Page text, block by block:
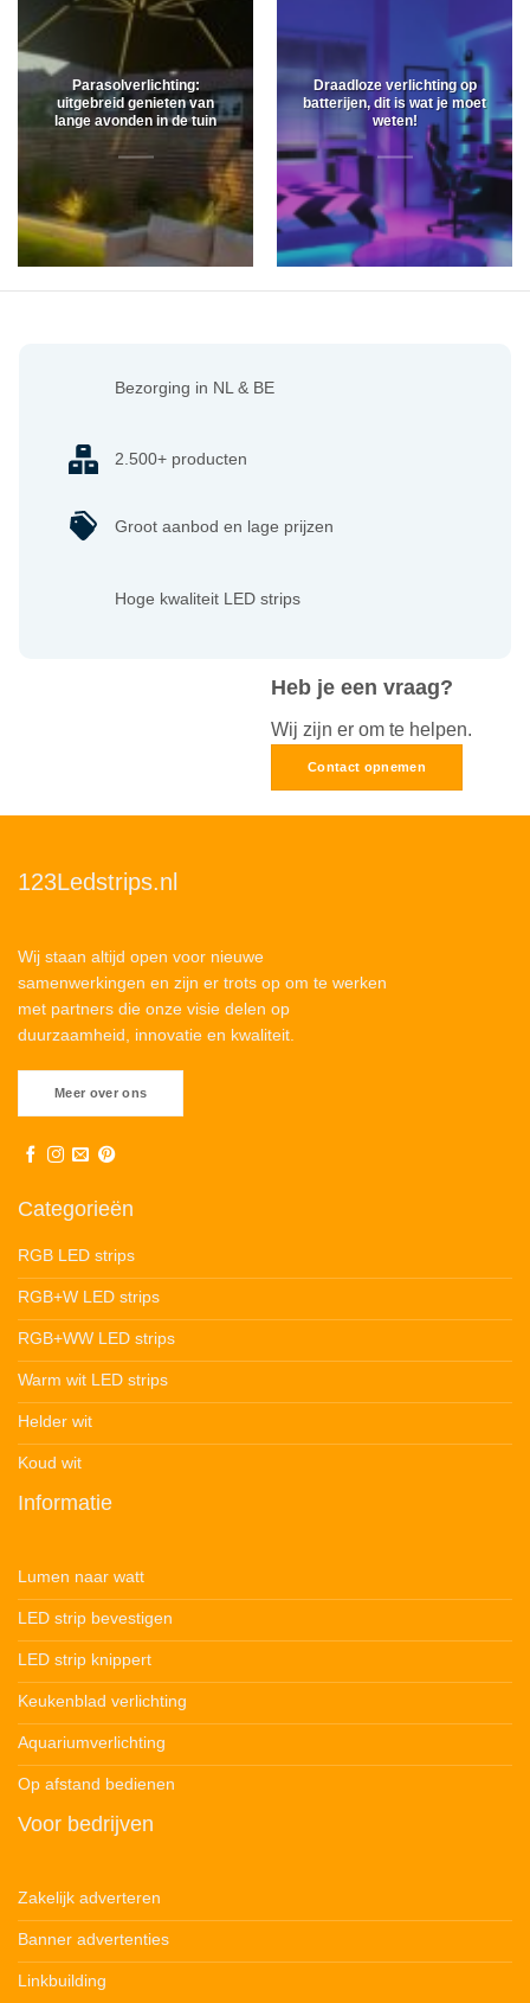
Parasolverlichting:
uitgebreid genieten van
lange avonden in de tuin
Draadloze verlichting op
batterijen, dit is wat je moet
weten!
Heb je een vraag?
Wij zijn er om te helpen.
Contact opnemen
Bezorging in NL & BE
2.500+ producten
Groot aanbod en lage prijzen
Hoge kwaliteit LED strips
123Ledstrips.nl
Wij staan altijd open voor nieuwe
samenwerkingen en zijn er trots op om te werken
met partners die onze visie delen op
duurzaamheid, innovatie en kwaliteit.
Meer over ons
Categorieën
RGB LED strips
RGB+W LED strips
RGB+WW LED strips
Warm wit LED strips
Helder wit
Koud wit
Informatie
Lumen naar watt
LED strip bevestigen
LED strip knippert
Keukenblad verlichting
Aquariumverlichting
Op afstand bedienen
Voor bedrijven
Zakelijk adverteren
Banner advertenties
Linkbuilding